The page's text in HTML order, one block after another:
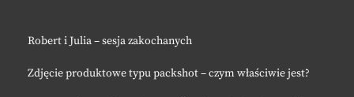
Robert i Julia – sesja zakochanych
Zdjęcie produktowe typu packshot – czym właściwie jest?